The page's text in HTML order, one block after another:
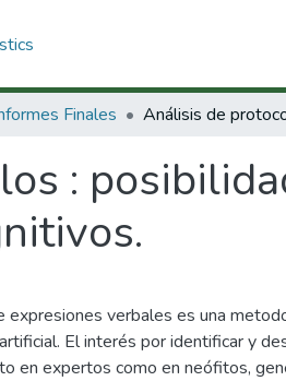
Finales
:
expresiones verbales es una
El interés por identificar y
en expertos como en neófitos,